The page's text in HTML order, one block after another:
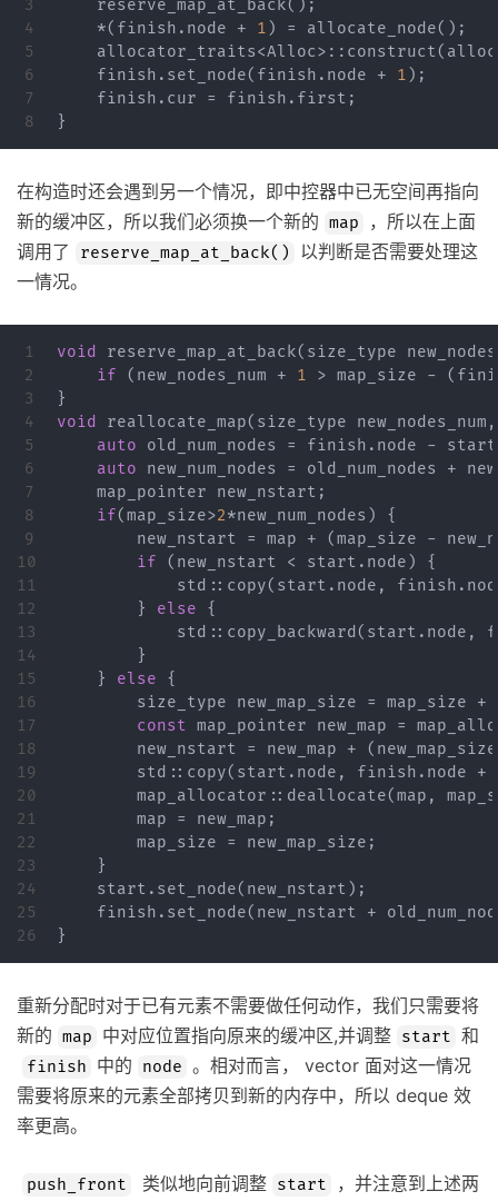
3
4
5
6
7
reserve_map_at_back();
*( finish . node + 1 ) = allocate_node();
allocator_traits<Alloc>:: construct(
finish . set_node( finish . node + 1 );
finish . cur = finish . first ;
}
在构造时还会遇到另一个情况，即中控器中已无空间再指向
新的缓冲区，所以我们必须换一个新的 map
，所以在上面
调用了
reserve_map_at_back()
以判断是否需要处理这
一情况。
1
2
3
4
5
6
7
8
9
10
11
12
13
14
15
16
17
18
19
20
21
22
23
24
25
void reserve_map_at_back( size_type
if
( new_nodes_num + 1 > map_size - (
}
void
reallocate_map( size_type new_nodes_num ,
auto
old_num_nodes = finish . node - start
auto
new_num_nodes = old_num_nodes +
map_pointer
new_nstart ;
if(map_size>2*new_num_nodes )
{
new_nstart
= map + (map_size -
if
( new_nstart < start . node )
{
std :: copy( start . node , finish .
}
else
{
std :: copy_backward ( start . node ,
}
}
else
{
size_type
new_map_size = map_size +
const map_pointer new_map =
new_nstart
= new_map + ( new_map_size
std :: copy( start . node , finish . node +
map_allocator :: deallocate(map ,
map
= new_map ;
map_size
= new_map_size ;
}
start . set_node( new_nstart );
finish . set_node( new_nstart +
}
重新分配时对于已有元素不需要做任何动作，我们只需要将
新的 map 中对应位置指向原来的缓冲区,并调整 start 和
finish 中的 node 。相对而言， vector 面对这一情况
需要将原来的元素全部拷贝到新的内存中，所以 deque 效
率更高。
push_front 类似地向前调整 start
，并注意到上述两